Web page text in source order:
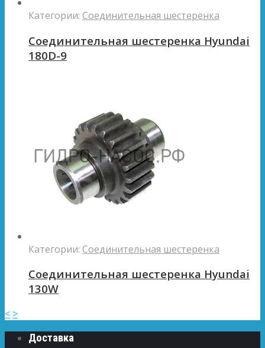
Категории: Соединительная шестеренка
Соединительная шестеренка Hyundai
180D-9
Категории: Соединительная шестеренка
Соединительная шестеренка Hyundai
130W
< >
Доставка